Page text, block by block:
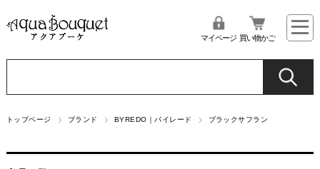
マイページ 買い物かご
トップページ ブランド BYREDO｜バイレード ブラックサフラン